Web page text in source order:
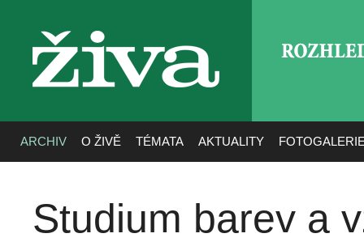
živa
ARCHIV O ŽIVĚ TÉMATA AKTUALITY
Studium barev a